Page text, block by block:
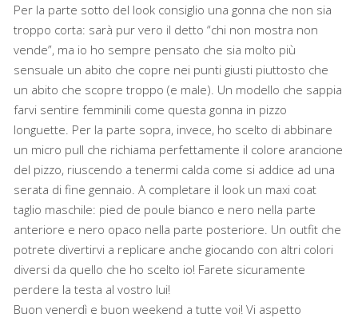
Per la parte sotto del look consiglio una gonna che non sia
troppo corta: sarà pur vero il detto “chi non mostra non
vende”, ma io ho sempre pensato che sia molto più
sensuale un abito che copre nei punti giusti piuttosto che
un abito che scopre troppo (e male). Un modello che sappia
farvi sentire femminili come questa gonna in pizzo
longuette. Per la parte sopra, invece, ho scelto di abbinare
un micro pull che richiama perfettamente il colore arancione
del pizzo, riuscendo a tenermi calda come si addice ad una
serata di fine gennaio. A completare il look un maxi coat
taglio maschile: pied de poule bianco e nero nella parte
anteriore e nero opaco nella parte posteriore. Un outfit che
potrete divertirvi a replicare anche giocando con altri colori
diversi da quello che ho scelto io! Farete sicuramente
perdere la testa al vostro lui!
Buon venerdì e buon weekend a tutte voi! Vi aspetto